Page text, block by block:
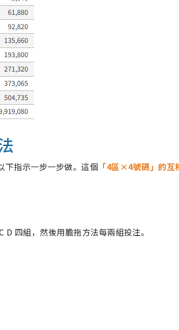
下指示一步一步做。這個 「4區×4號碼」的互
四組，然後用膽拖方法每兩組投注。